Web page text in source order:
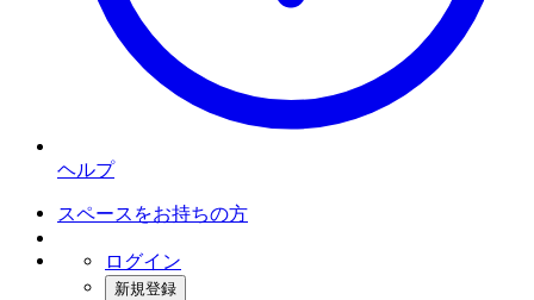
ヘルプ
スペースをお持ちの方
ログイン
新規登録